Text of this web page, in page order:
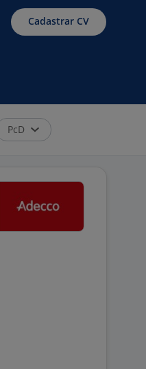
Cadastrar CV
PcD